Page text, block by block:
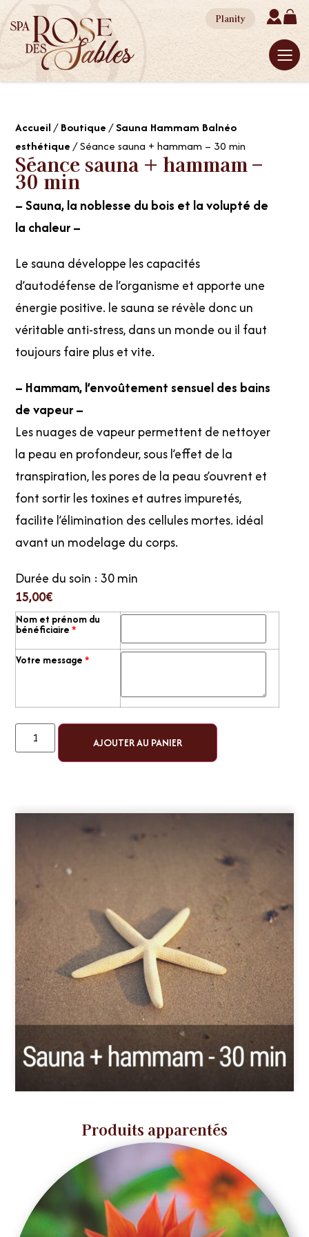
Planity
Accueil/Boutique/Sauna Hammam Balnéo
esthétique/ Séance sauna + hammam – 30 min
Séance sauna + hammam –
30 min
– Sauna, la noblesse du bois et la volupté de
la chaleur –
Le sauna développe les capacités
d’autodéfense de l’organisme et apporte une
énergie positive. le sauna se révèle donc un
véritable anti-stress, dans un monde ou il faut
toujours faire plus et vite.
– Hammam, l’envoûtement sensuel des bains
de vapeur –
Les nuages de vapeur permettent de nettoyer
la peau en profondeur, sous l’effet de la
transpiration, les pores de la peau s’ouvrent et
font sortir les toxines et autres impuretés,
facilite l’élimination des cellules mortes. idéal
avant un modelage du corps.
Durée du soin : 30 min
15,00€
Nom et prénom du
bénéficiaire *
Votre message *
AJOUTER AU PANIER
Produits apparentés